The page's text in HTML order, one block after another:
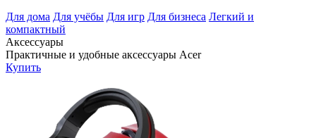
Для дома Для учёбы Для игр Для бизнеса Легкий и
компактный
Аксессуары
Практичные и удобные аксессуары Acer
Купить